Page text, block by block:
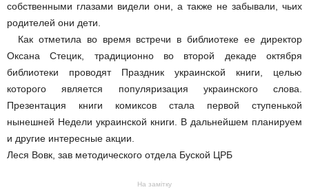
собственными глазами видели они, а также не забывали, чьих
родителей они дети.
Как отметила во время встречи в библиотеке ее директор
Оксана Стецик, традиционно во второй декаде октября
библиотеки проводят Праздник украинской книги, целью
которого является популяризация украинского слова.
Презентация книги комиксов стала первой ступенькой
нынешней Недели украинской книги. В дальнейшем планируем
и другие интересные акции.
Леся Вовк, зав методического отдела Буской ЦРБ
На замітку